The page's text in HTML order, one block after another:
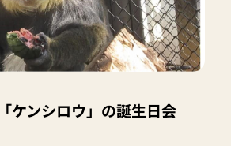
ケンシロウ」の誕生日会